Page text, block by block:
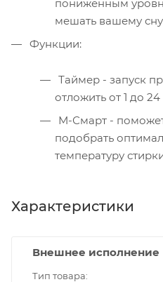
пониженным
мешать вашему сну
Функции:
Таймер - запуск
отложить от 1 до 24
М-Смарт -
подобрать
температуру
Характеристики
Внешнее исполнение
Тип товара